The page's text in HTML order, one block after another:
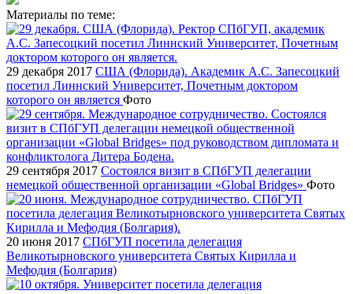
Материалы по теме:
29 декабря 2017 США (Флорида). Академик А.С. Запесоцкий
посетил Линнский Университет, Почетным доктором
которого он является Фото
29 сентября 2017 Состоялся визит в СПбГУП делегации
немецкой общественной организации «Global Вridges» Фото
20 июня 2017 СПбГУП посетила делегация
Великотырновского университета Святых Кирилла и
Мефодия (Болгария)